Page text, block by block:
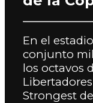
En el
conjunto
los octavos
Strongest